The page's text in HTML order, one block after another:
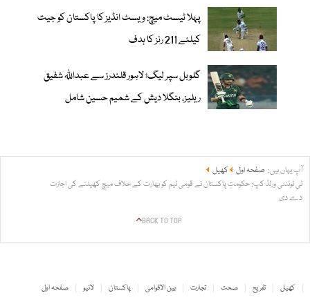
پہلا ٹیسٹ میچ: ویسٹ انڈیز کا پاکستان کو جیت
کیلئے 211 رنز کا ہدف
گلوبل سپر لیگ؛ لاہور قلندرز سے عبداللّٰہ شفیق
ریلیز، بنگلا دیش کے شمیم حسین شامل
آپ یہاں ہیں: صفحہ اول
کھیل
ٹی ٹوئنٹی ورلڈ کپ: حکومتِ پاکستان نے قومی ٹیم کو بھارت کے خلاف میچ کھیلنے کی اجازت
دے دی
BACK TO TOP
صفحہ اول لائیو پاکستان بین الاقوامی تجارت صحت تفریح کھیل